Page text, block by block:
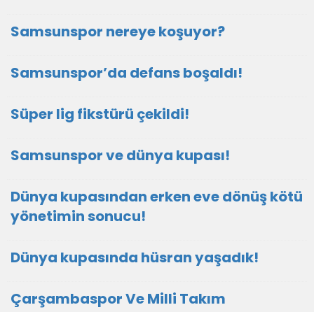
Samsunspor nereye koşuyor?
Samsunspor’da defans boşaldı!
Süper lig fikstürü çekildi!
Samsunspor ve dünya kupası!
Dünya kupasından erken eve dönüş kötü
yönetimin sonucu!
Dünya kupasında hüsran yaşadık!
Çarşambaspor Ve Milli Takım